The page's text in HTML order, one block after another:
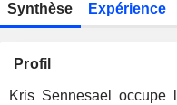
Synthèse Expérience
Profil
Kris Sennesael occupe